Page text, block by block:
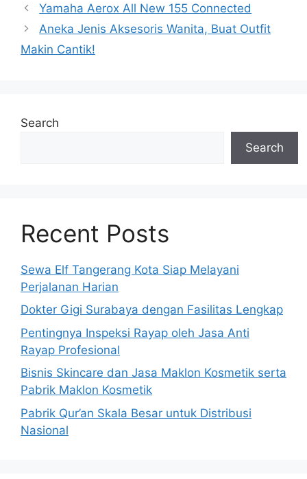
Yamaha Aerox All New 155 Connected
Aneka Jenis Aksesoris Wanita, Buat Outfit
Makin Cantik!
Search
Search
Recent Posts
Sewa Elf Tangerang Kota Siap Melayani
Perjalanan Harian
Dokter Gigi Surabaya dengan Fasilitas Lengkap
Pentingnya Inspeksi Rayap oleh Jasa Anti
Rayap Profesional
Bisnis Skincare dan Jasa Maklon Kosmetik serta
Pabrik Maklon Kosmetik
Pabrik Qur’an Skala Besar untuk Distribusi
Nasional